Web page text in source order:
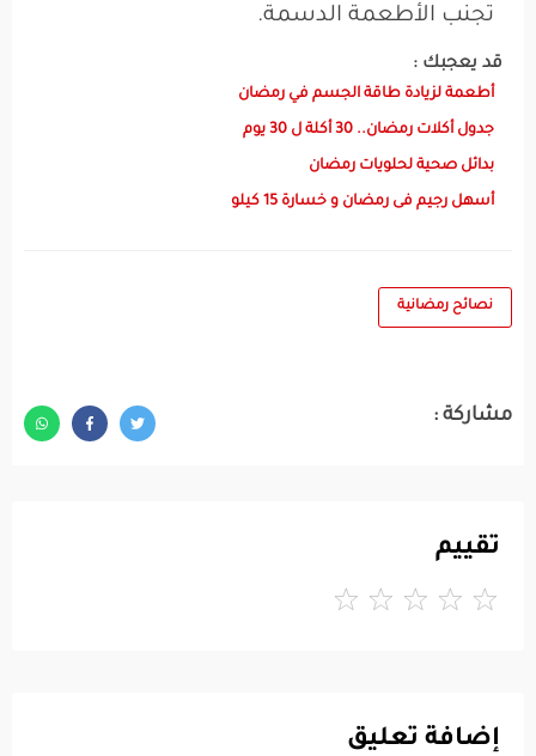
تجنب الأطعمة الدسمة.
قد يعجبك :
أطعمة لزيادة طاقة الجسم في رمضان
جدول أكلات رمضان.. 30 أكلة ل 30 يوم
بدائل صحية لحلويات رمضان
أسهل رجيم فى رمضان و خسارة 15 كيلو
نصائح رمضانية
مشاركة :
تقييم
إضافة تعليق